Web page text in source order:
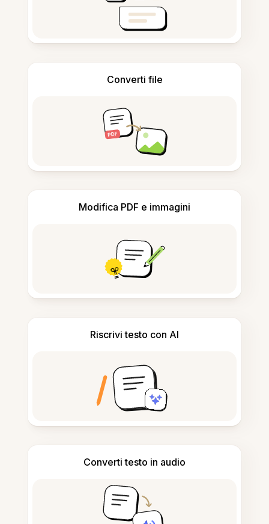
Converti file
Modifica PDF e immagini
Riscrivi testo con AI
Converti testo in audio